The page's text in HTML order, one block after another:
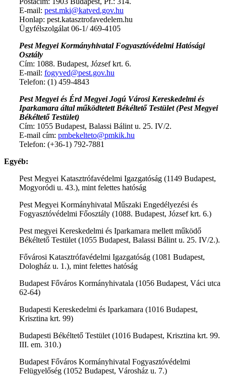
E-mail: pest.mki@katved.gov.hu
Honlap: pest.katasztrofavedelem.hu
Ügyfélszolgálat 06-1/ 469-4105
Pest Megyei Kormányhivatal Fogyasztóvédelmi Hatósági
Osztály
Cím: 1088. Budapest, József krt. 6.
E-mail: fogyved@pest.gov.hu
Telefon: (1) 459-4843
Pest Megyei és Érd Megyei Jogú Városi Kereskedelmi és
Iparkamara által működtetett Békéltető Testület (Pest Megyei
Békéltető Testület)
Cím: 1055 Budapest, Balassi Bálint u. 25. IV/2.
E-mail cím: pmbekelteto@pmkik.hu
Telefon: (+36-1) 792-7881
Egyéb:
Pest Megyei Katasztrófavédelmi Igazgatóság (1149 Budapest,
Mogyoródi u. 43.), mint felettes hatóság
Pest Megyei Kormányhivatal Műszaki Engedélyezési és
Fogyasztóvédelmi Főosztály (1088. Budapest, József krt. 6.)
Pest megyei Kereskedelmi és Iparkamara mellett működő
Békéltető Testület (1055 Budapest, Balassi Bálint u. 25. IV/2.).
Fővárosi Katasztrófavédelmi Igazgatóság (1081 Budapest,
Dologház u. 1.), mint felettes hatóság
Budapest Főváros Kormányhivatala (1056 Budapest, Váci utca
62-64)
Budapesti Kereskedelmi és Iparkamara (1016 Budapest,
Krisztina krt. 99)
Budapesti Békéltető Testület (1016 Budapest, Krisztina krt. 99.
III. em. 310.)
Budapest Főváros Kormányhivatal Fogyasztóvédelmi
Felügyelőség (1052 Budapest, Városház u. 7.)